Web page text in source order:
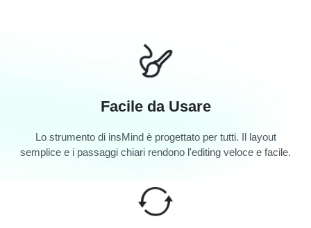
Facile da Usare
Lo strumento di insMind è progettato per tutti. Il layout
semplice e i passaggi chiari rendono l'editing veloce e facile.